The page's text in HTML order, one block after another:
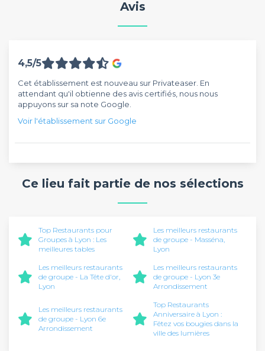
Avis
4,5/5
Cet établissement est nouveau sur Privateaser. En
attendant qu'il obtienne des avis certifiés, nous nous
appuyons sur sa note Google.
Voir l'établissement sur Google
Ce lieu fait partie de nos sélections
Top Restaurants pour
Groupes à Lyon : Les
meilleures tables
Les meilleurs restaurants
de groupe - Masséna,
Lyon
Les meilleurs restaurants
de groupe - La Tête d'or,
Lyon
Les meilleurs restaurants
de groupe - Lyon 3e
Arrondissement
Les meilleurs restaurants
de groupe - Lyon 6e
Arrondissement
Top Restaurants
Anniversaire à Lyon :
Fêtez vos bougies dans la
ville des lumières